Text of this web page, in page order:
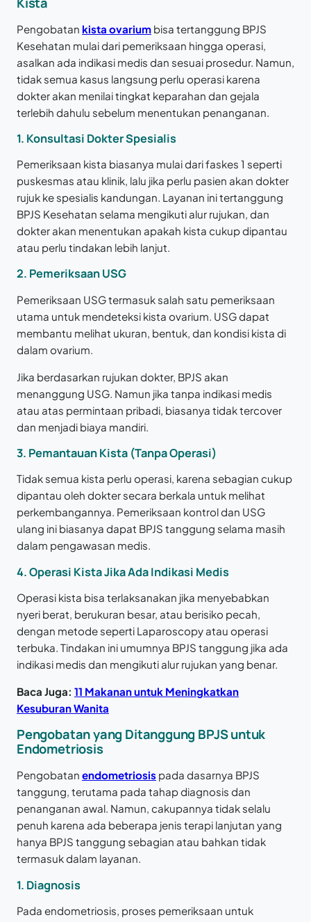
Pengobatan kista ovarium bisa tertanggung BPJS
Kesehatan mulai dari pemeriksaan hingga operasi,
asalkan ada indikasi medis dan sesuai prosedur. Namun,
tidak semua kasus langsung perlu operasi karena
dokter akan menilai tingkat keparahan dan gejala
terlebih dahulu sebelum menentukan penanganan.
1. Konsultasi Dokter Spesialis
Pemeriksaan kista biasanya mulai dari faskes 1 seperti
puskesmas atau klinik, lalu jika perlu pasien akan dokter
rujuk ke spesialis kandungan. Layanan ini tertanggung
BPJS Kesehatan selama mengikuti alur rujukan, dan
dokter akan menentukan apakah kista cukup dipantau
atau perlu tindakan lebih lanjut.
2. Pemeriksaan USG
Pemeriksaan USG termasuk salah satu pemeriksaan
utama untuk mendeteksi kista ovarium. USG dapat
membantu melihat ukuran, bentuk, dan kondisi kista di
dalam ovarium.
Jika berdasarkan rujukan dokter, BPJS akan
menanggung USG. Namun jika tanpa indikasi medis
atau atas permintaan pribadi, biasanya tidak tercover
dan menjadi biaya mandiri.
3. Pemantauan Kista (Tanpa Operasi)
Tidak semua kista perlu operasi, karena sebagian cukup
dipantau oleh dokter secara berkala untuk melihat
perkembangannya. Pemeriksaan kontrol dan USG
ulang ini biasanya dapat BPJS tanggung selama masih
dalam pengawasan medis.
4. Operasi Kista Jika Ada Indikasi Medis
Operasi kista bisa terlaksanakan jika menyebabkan
nyeri berat, berukuran besar, atau berisiko pecah,
dengan metode seperti Laparoscopy atau operasi
terbuka. Tindakan ini umumnya BPJS tanggung jika ada
indikasi medis dan mengikuti alur rujukan yang benar.
Baca Juga: 11 Makanan untuk Meningkatkan
Kesuburan Wanita
Pengobatan yang Ditanggung BPJS untuk
Endometriosis
Pengobatan endometriosis pada dasarnya BPJS
tanggung, terutama pada tahap diagnosis dan
penanganan awal. Namun, cakupannya tidak selalu
penuh karena ada beberapa jenis terapi lanjutan yang
hanya BPJS tanggung sebagian atau bahkan tidak
termasuk dalam layanan.
1. Diagnosis
Pada endometriosis, proses pemeriksaan untuk